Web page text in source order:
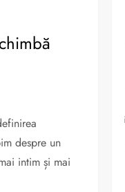
despre un
intim și mai